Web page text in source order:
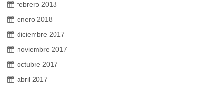
febrero 2018
enero 2018
diciembre 2017
noviembre 2017
octubre 2017
abril 2017